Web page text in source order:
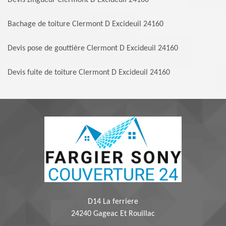
Bachage de toiture Clermont D Excideuil 24160
Devis pose de gouttière Clermont D Excideuil 24160
Devis fuite de toiture Clermont D Excideuil 24160
D14 La ferriere
24240 Gageac Et Rouillac